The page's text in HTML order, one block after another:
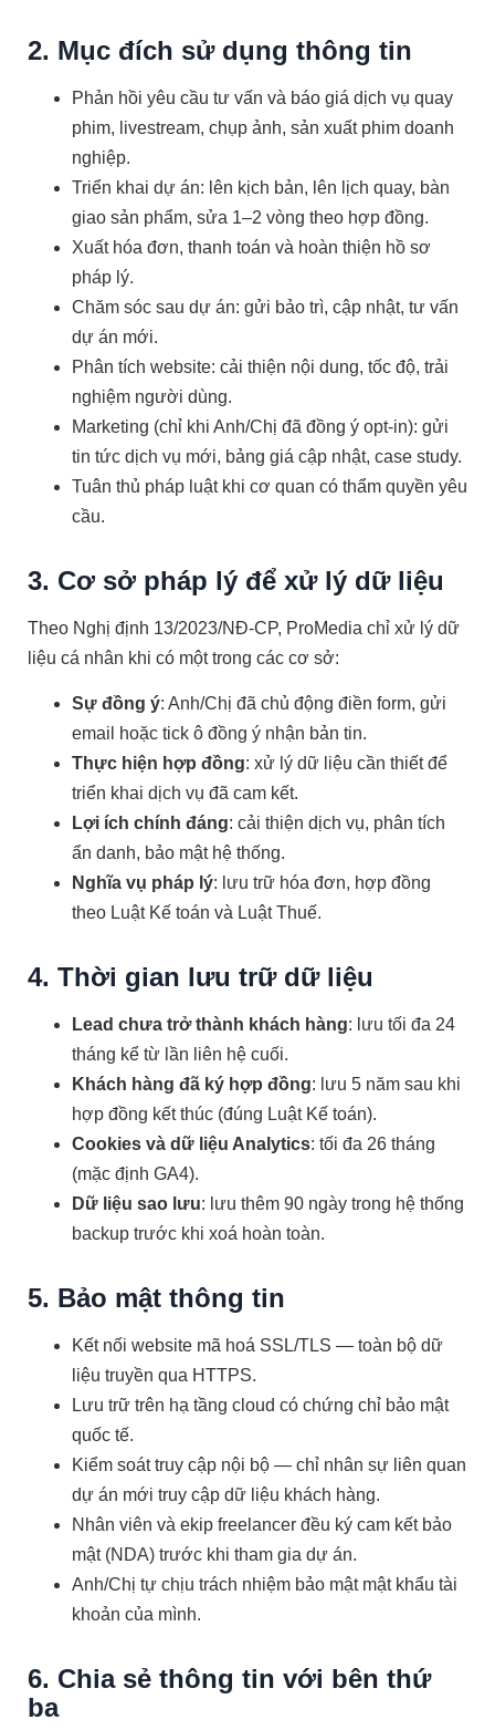
2. Mục đích sử dụng thông tin
Phản hồi yêu cầu tư vấn và báo giá dịch vụ quay
phim, livestream, chụp ảnh, sản xuất phim doanh
nghiệp.
Triển khai dự án: lên kịch bản, lên lịch quay, bàn
giao sản phẩm, sửa 1–2 vòng theo hợp đồng.
Xuất hóa đơn, thanh toán và hoàn thiện hồ sơ
pháp lý.
Chăm sóc sau dự án: gửi bảo trì, cập nhật, tư vấn
dự án mới.
Phân tích website: cải thiện nội dung, tốc độ, trải
nghiệm người dùng.
Marketing (chỉ khi Anh/Chị đã đồng ý opt-in): gửi
tin tức dịch vụ mới, bảng giá cập nhật, case study.
Tuân thủ pháp luật khi cơ quan có thẩm quyền yêu
cầu.
3. Cơ sở pháp lý để xử lý dữ liệu
Theo Nghị định 13/2023/NĐ-CP, ProMedia chỉ xử lý dữ
liệu cá nhân khi có một trong các cơ sở:
Sự đồng ý: Anh/Chị đã chủ động điền form, gửi
email hoặc tick ô đồng ý nhận bản tin.
Thực hiện hợp đồng: xử lý dữ liệu cần thiết để
triển khai dịch vụ đã cam kết.
Lợi ích chính đáng: cải thiện dịch vụ, phân tích
ẩn danh, bảo mật hệ thống.
Nghĩa vụ pháp lý: lưu trữ hóa đơn, hợp đồng
theo Luật Kế toán và Luật Thuế.
4. Thời gian lưu trữ dữ liệu
Lead chưa trở thành khách hàng: lưu tối đa 24
tháng kể từ lần liên hệ cuối.
Khách hàng đã ký hợp đồng: lưu 5 năm sau khi
hợp đồng kết thúc (đúng Luật Kế toán).
Cookies và dữ liệu Analytics: tối đa 26 tháng
(mặc định GA4).
Dữ liệu sao lưu: lưu thêm 90 ngày trong hệ thống
backup trước khi xoá hoàn toàn.
5. Bảo mật thông tin
Kết nối website mã hoá SSL/TLS — toàn bộ dữ
liệu truyền qua HTTPS.
Lưu trữ trên hạ tầng cloud có chứng chỉ bảo mật
quốc tế.
Kiểm soát truy cập nội bộ — chỉ nhân sự liên quan
dự án mới truy cập dữ liệu khách hàng.
Nhân viên và ekip freelancer đều ký cam kết bảo
mật (NDA) trước khi tham gia dự án.
Anh/Chị tự chịu trách nhiệm bảo mật mật khẩu tài
khoản của mình.
6. Chia sẻ thông tin với bên thứ
ba